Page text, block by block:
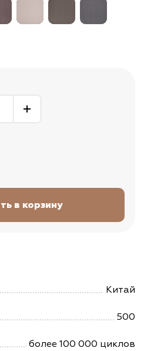
Китай
500
более 100 000 циклов